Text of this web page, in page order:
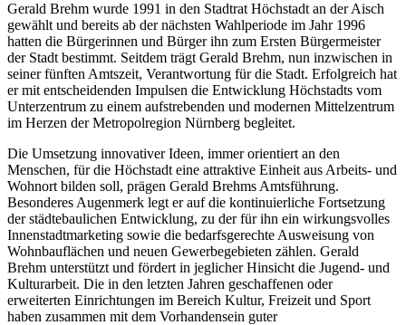
Gerald Brehm wurde 1991 in den Stadtrat Höchstadt an der Aisch
gewählt und bereits ab der nächsten Wahlperiode im Jahr 1996
hatten die Bürgerinnen und Bürger ihn zum Ersten Bürgermeister
der Stadt bestimmt. Seitdem trägt Gerald Brehm, nun inzwischen in
seiner fünften Amtszeit, Verantwortung für die Stadt. Erfolgreich hat
er mit entscheidenden Impulsen die Entwicklung Höchstadts vom
Unterzentrum zu einem aufstrebenden und modernen Mittelzentrum
im Herzen der Metropolregion Nürnberg begleitet.
Die Umsetzung innovativer Ideen, immer orientiert an den
Menschen, für die Höchstadt eine attraktive Einheit aus Arbeits- und
Wohnort bilden soll, prägen Gerald Brehms Amtsführung.
Besonderes Augenmerk legt er auf die kontinuierliche Fortsetzung
der städtebaulichen Entwicklung, zu der für ihn ein wirkungsvolles
Innenstadtmarketing sowie die bedarfsgerechte Ausweisung von
Wohnbauflächen und neuen Gewerbegebieten zählen. Gerald
Brehm unterstützt und fördert in jeglicher Hinsicht die Jugend- und
Kulturarbeit. Die in den letzten Jahren geschaffenen oder
erweiterten Einrichtungen im Bereich Kultur, Freizeit und Sport
haben zusammen mit dem Vorhandensein guter